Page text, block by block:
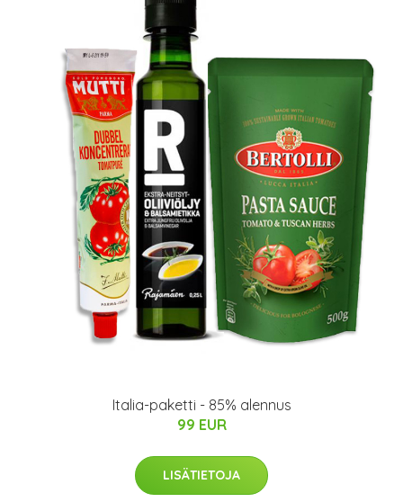
Italia-paketti - 85% alennus
99 EUR
LISÄTIETOJA